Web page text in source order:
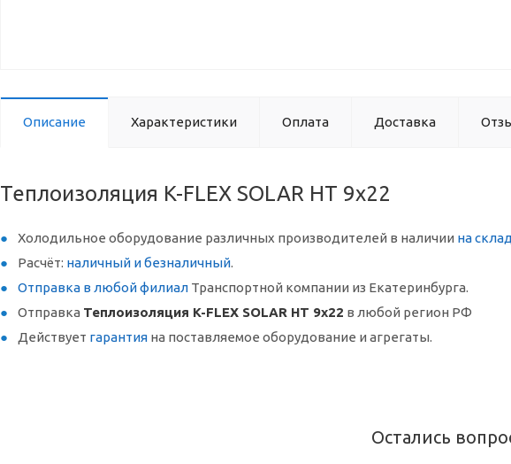
Описание Характеристики Оплата Доставка
Теплоизоляция K-FLEX SOLAR HT 9x22
Холодильное оборудование различных производителей в наличии на
Расчёт: наличный и безналичный.
Отправка в любой филиал Транспортной компании из Екатеринбурга.
Отправка Теплоизоляция K-FLEX SOLAR HT 9x22 в любой регион РФ
Действует гарантия на поставляемое оборудование и агрегаты.
Остались